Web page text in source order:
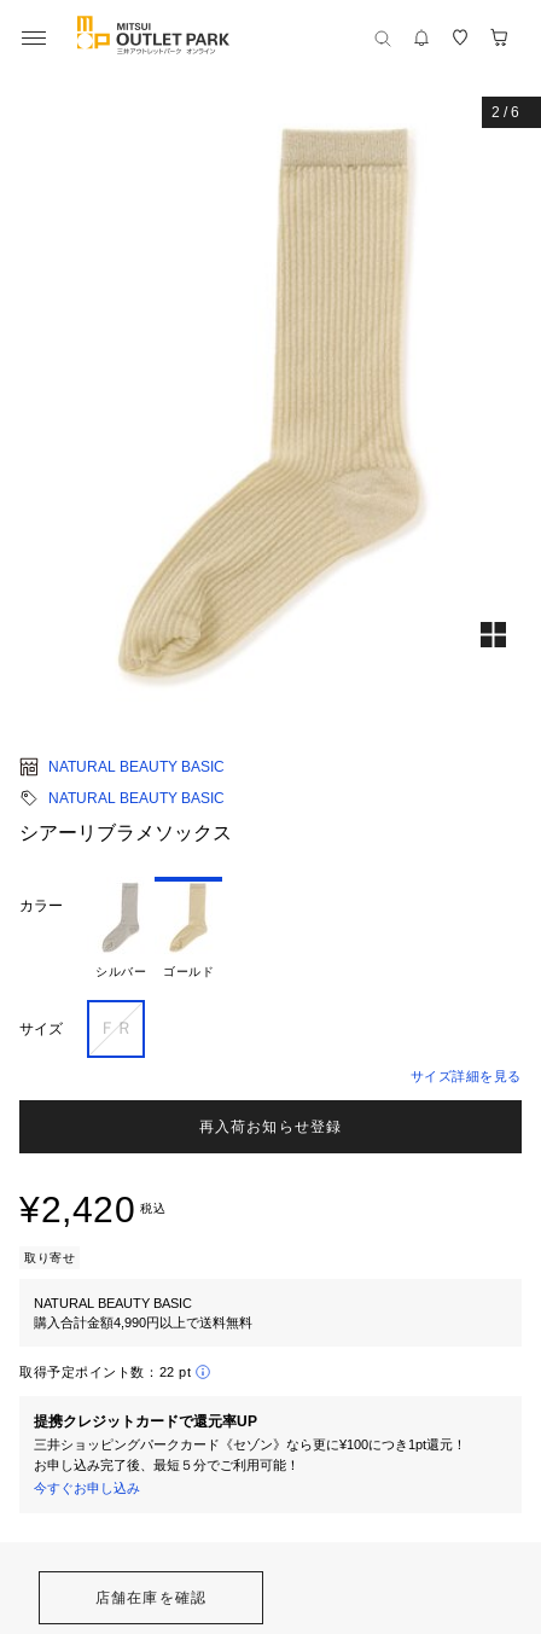
2 /6
NATURAL BEAUTY BASIC
NATURAL BEAUTY BASIC
シアーリブラメソックス
カラー
シルバー ゴールド
サイズ ＦＲ
サイズ詳細を見る
再入荷お知らせ登録
¥2,420 税込
取り寄せ
NATURAL BEAUTY BASIC
購入合計金額4,990円以上で送料無料
取得予定ポイント数： 22 pt
提携クレジットカードで還元率UP
三井ショッピングパークカード《セゾン》なら更に¥100につき1pt還元！
お申し込み完了後、最短５分でご利用可能！
今すぐお申し込み
店舗在庫を確認